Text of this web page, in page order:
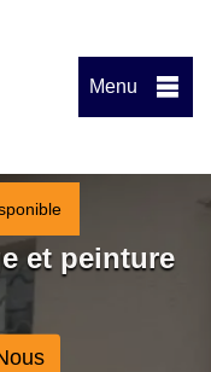
Menu
et peinture